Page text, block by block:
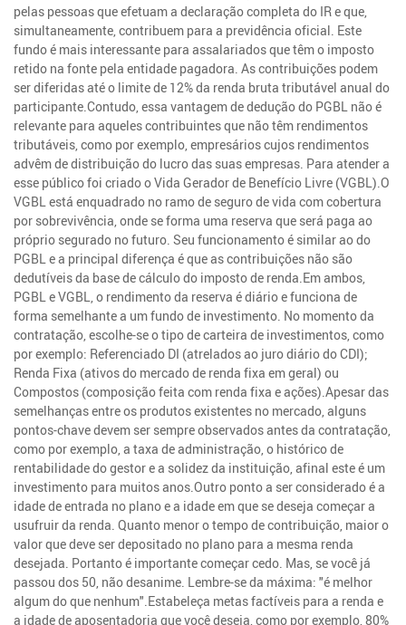
pelas pessoas que efetuam a declaração completa do IR e que,
simultaneamente, contribuem para a previdência oficial. Este
fundo é mais interessante para assalariados que têm o imposto
retido na fonte pela entidade pagadora. As contribuições podem
ser diferidas até o limite de 12% da renda bruta tributável anual do
participante.Contudo, essa vantagem de dedução do PGBL não é
relevante para aqueles contribuintes que não têm rendimentos
tributáveis, como por exemplo, empresários cujos rendimentos
advêm de distribuição do lucro das suas empresas. Para atender a
esse público foi criado o Vida Gerador de Benefício Livre (VGBL).O
VGBL está enquadrado no ramo de seguro de vida com cobertura
por sobrevivência, onde se forma uma reserva que será paga ao
próprio segurado no futuro. Seu funcionamento é similar ao do
PGBL e a principal diferença é que as contribuições não são
dedutíveis da base de cálculo do imposto de renda.Em ambos,
PGBL e VGBL, o rendimento da reserva é diário e funciona de
forma semelhante a um fundo de investimento. No momento da
contratação, escolhe-se o tipo de carteira de investimentos, como
por exemplo: Referenciado DI (atrelados ao juro diário do CDI);
Renda Fixa (ativos do mercado de renda fixa em geral) ou
Compostos (composição feita com renda fixa e ações).Apesar das
semelhanças entre os produtos existentes no mercado, alguns
pontos-chave devem ser sempre observados antes da contratação,
como por exemplo, a taxa de administração, o histórico de
rentabilidade do gestor e a solidez da instituição, afinal este é um
investimento para muitos anos.Outro ponto a ser considerado é a
idade de entrada no plano e a idade em que se deseja começar a
usufruir da renda. Quanto menor o tempo de contribuição, maior o
valor que deve ser depositado no plano para a mesma renda
desejada. Portanto é importante começar cedo. Mas, se você já
passou dos 50, não desanime. Lembre-se da máxima: "é melhor
algum do que nenhum".Estabeleça metas factíveis para a renda e
a idade de aposentadoria que você deseja, como por exemplo, 80%